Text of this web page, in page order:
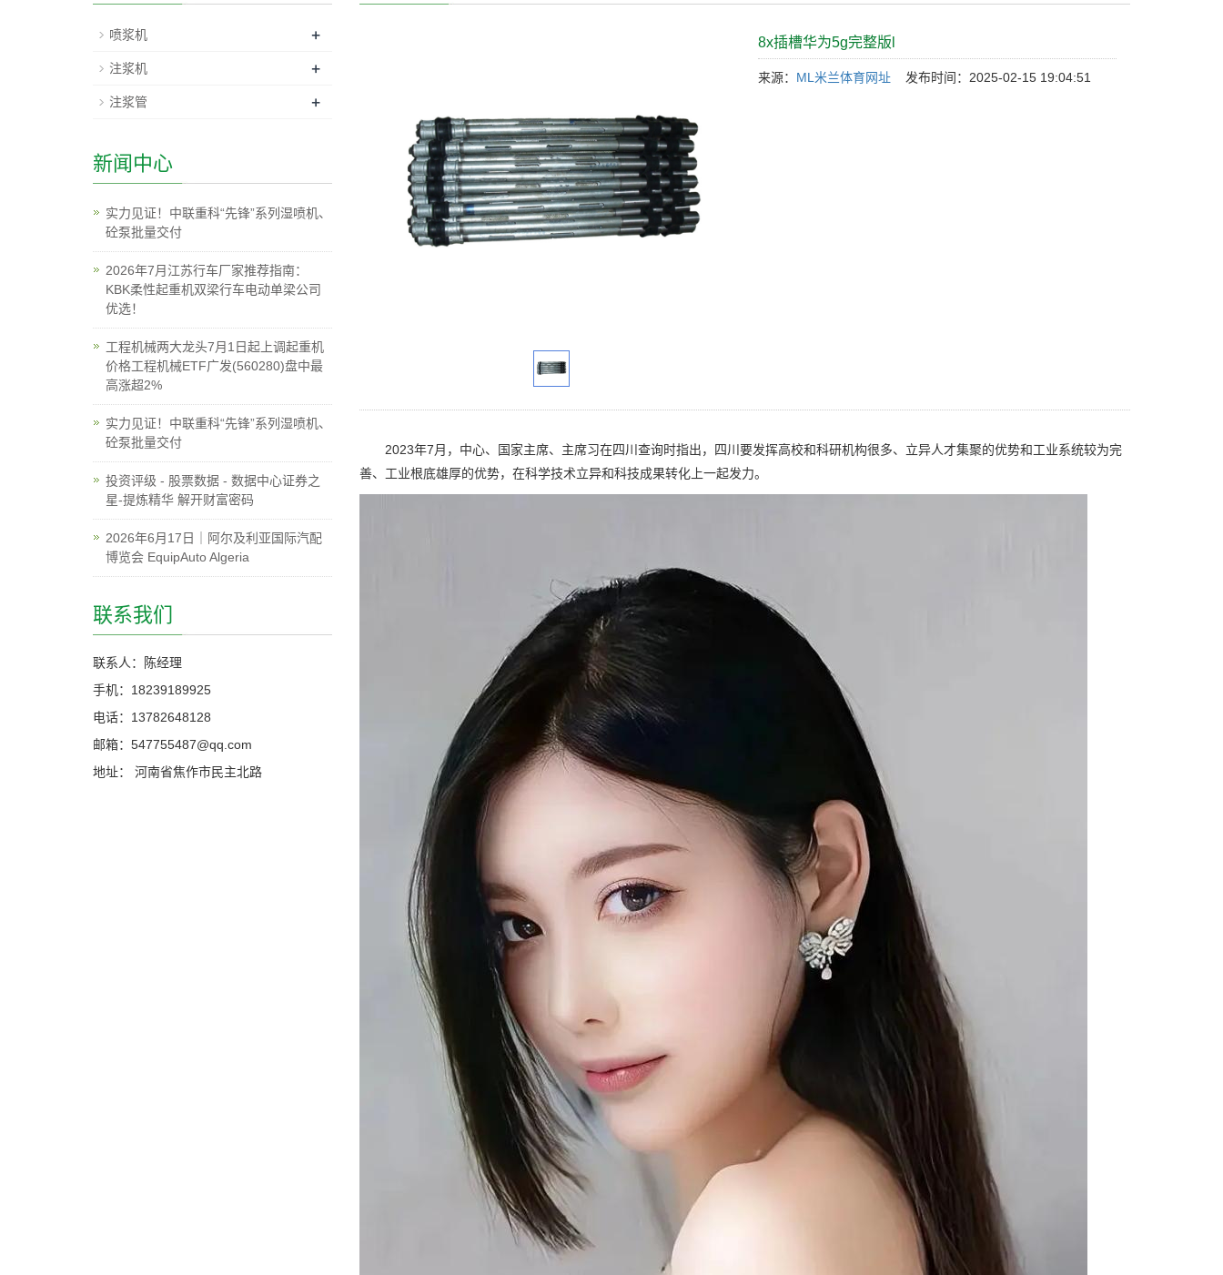
8x插槽华为5g完整版l
来源： ML米兰体育网址 发布时间：2025-02-15 19:04:51
2023年7月，中心、国家主席、主席习在四川查询时指出，四川要发挥高校和科研机构很多、立异人才集聚的优势和工业系统较为完
善、工业根底雄厚的优势，在科学技术立异和科技成果转化上一起发力。
喷浆机 +
注浆机 +
注浆管 +
新闻中心
实力见证！中联重科“先锋”系列湿喷机、
砼泵批量交付
2026年7月江苏行车厂家推荐指南：
KBK柔性起重机双梁行车电动单梁公司
优选！
工程机械两大龙头7月1日起上调起重机
价格工程机械ETF广发(560280)盘中最
高涨超2%
实力见证！中联重科“先锋”系列湿喷机、
砼泵批量交付
投资评级 - 股票数据 - 数据中心证券之
星-提炼精华 解开财富密码
2026年6月17日｜阿尔及利亚国际汽配
博览会 EquipAuto Algeria
联系我们
联系人：陈经理
手机：18239189925
电话：13782648128
邮箱：547755487@qq.com
地址： 河南省焦作市民主北路